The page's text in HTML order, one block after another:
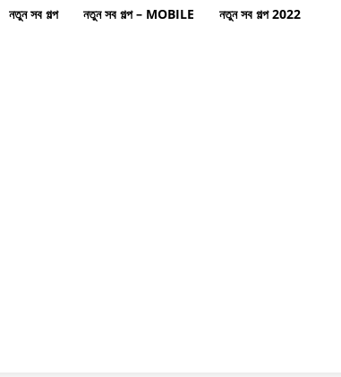
নতুন সব গল্প নতুন সব গল্প – MOBILE নতুন সব গল্প 2022